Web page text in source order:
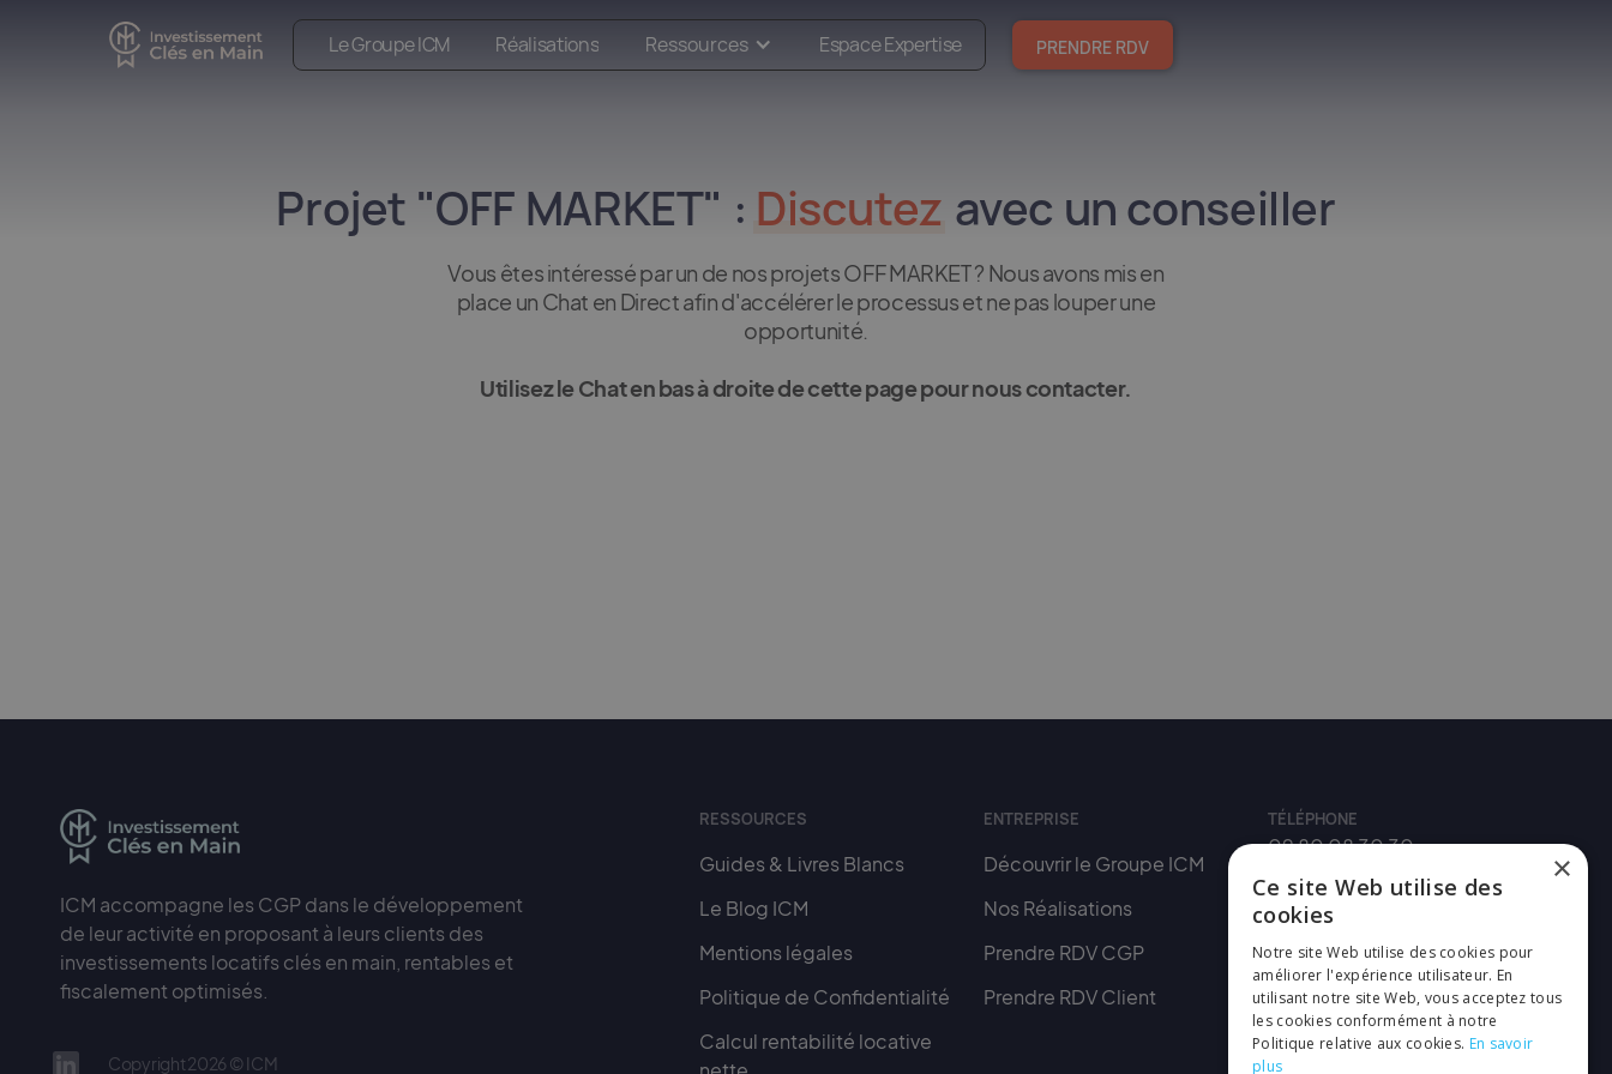
Le Groupe ICM Réalisations Ressources Espace Expertise PRENDRE RDV
Projet "OFF MARKET" : Discutez avec un conseiller
Vous êtes intéressé par un de nos projets OFF MARKET ? Nous avons mis en
place un Chat en Direct afin d'accélérer le processus et ne pas louper une
opportunité.
Utilisez le Chat en bas à droite de cette page pour nous contacter.
ICM accompagne les CGP dans le développement
de leur activité en proposant à leurs clients des
investissements locatifs clés en main, rentables et
fiscalement optimisés.
Copyright 2026 © ICM
RESSOURCES
Guides & Livres Blancs
Le Blog ICM
Mentions légales
Politique de Confidentialité
Calcul rentabilité locative
ENTREPRISE
Découvrir le Groupe ICM
Nos Réalisations
Prendre RDV CGP
Prendre RDV Client
TÉLÉPHONE
09 80 08 30 30
EMAIL
contact@reseau-icm.fr
Recrutement
×
Ce site Web utilise des
cookies
Notre site Web utilise des cookies pour
améliorer l'expérience utilisateur. En
utilisant notre site Web, vous acceptez tous
les cookies conformément à notre
Politique relative aux cookies. En savoir
plus